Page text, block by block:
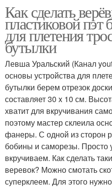
Как сделать
пластиковой
для плетения
бутылки
Левша Уральский (Канал
основы устройства для
бутылки берем отрезок
составляет 30 x 10 см.
хватит для вкручивания
поэтому мастер склеила
фанеры. С одной из сторон
бобины и саморезы. Просто
вкручиваем. Как сделать
веревок? Можно смотать
суперклеем. Для этого